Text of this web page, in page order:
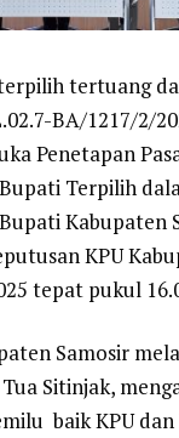
tertuang
BA/1217/2/
Penetapan
Terpilih
Kabupaten
KPU
tepat pukul
Samosir
Sitinjak,
baik KPU dan